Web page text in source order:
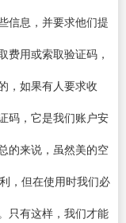
信息，并要求他们提
费用或索取验证码，
，如果有人要求收
码，它是我们账户安
的来说，虽然美的空
，但在使用时我们必
只有这样，我们才能